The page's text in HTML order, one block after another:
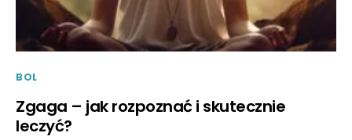
BOL
Zgaga – jak rozpoznać i skutecznie
leczyć?